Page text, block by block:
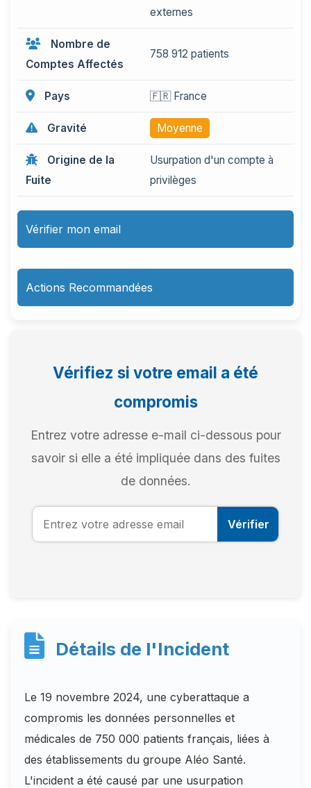
externes
Nombre de
Comptes Affectés
758 912 patients
Pays 🇫🇷 France
Gravité Moyenne
Origine de la
Fuite
Usurpation d'un compte à
privilèges
Vérifier mon email
Actions Recommandées
Vérifiez si votre email a été
compromis
Entrez votre adresse e-mail ci-dessous pour
savoir si elle a été impliquée dans des fuites
de données.
Vérifier
Détails de l'Incident
Le 19 novembre 2024, une cyberattaque a
compromis les données personnelles et
médicales de 750 000 patients français, liées à
des établissements du groupe Aléo Santé.
L'incident a été causé par une usurpation